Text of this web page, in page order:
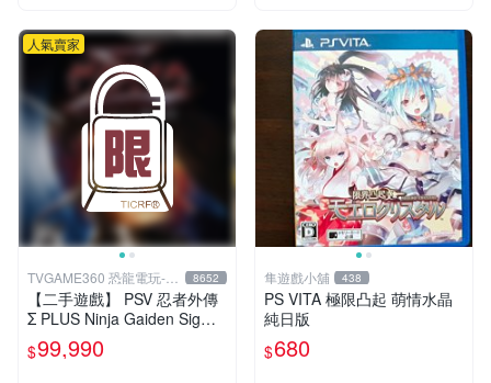
人氣賣家
TVGAME360 恐龍電玩-台
中店
8652
【二手遊戲】 PSV 忍者外傳
Σ PLUS Ninja Gaiden Sigma
日文英文合版 【台中恐龍電
玩】
$99,990
隼遊戲小舖 438
PS VITA 極限凸起 萌情水晶
純日版
$680